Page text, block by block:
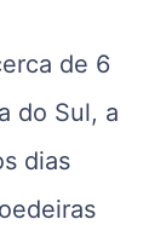
de 6
do Sul, a
dias